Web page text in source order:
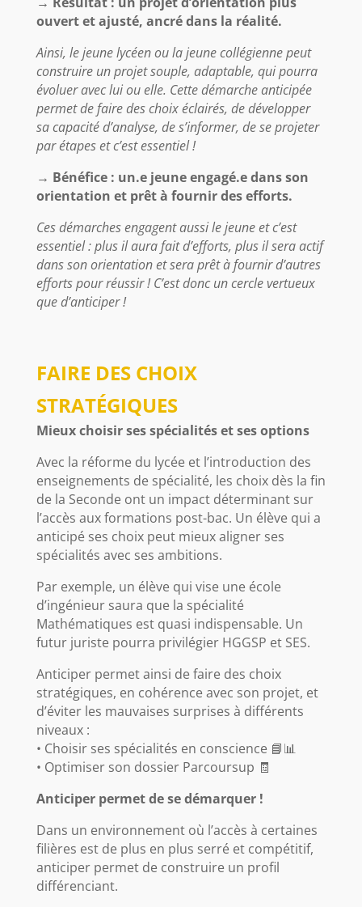
ouvert et ajusté, ancré dans la réalité.
Ainsi, le jeune lycéen ou la jeune collégienne peut
construire un projet souple, adaptable, qui pourra
évoluer avec lui ou elle. Cette démarche anticipée
permet de faire des choix éclairés, de développer
sa capacité d’analyse, de s’informer, de se projeter
par étapes et c’est essentiel !
→ Bénéfice : un.e jeune engagé.e dans son
orientation et prêt à fournir des efforts.
Ces démarches engagent aussi le jeune et c’est
essentiel : plus il aura fait d’efforts, plus il sera actif
dans son orientation et sera prêt à fournir d’autres
efforts pour réussir ! C’est donc un cercle vertueux
que d’anticiper !
FAIRE DES CHOIX
STRATÉGIQUES
Mieux choisir ses spécialités et ses options
Avec la réforme du lycée et l’introduction des
enseignements de spécialité, les choix dès la fin
de la Seconde ont un impact déterminant sur
l’accès aux formations post-bac. Un élève qui a
anticipé ses choix peut mieux aligner ses
spécialités avec ses ambitions.
Par exemple, un élève qui vise une école
d’ingénieur saura que la spécialité
Mathématiques est quasi indispensable. Un
futur juriste pourra privilégier HGGSP et SES.
Anticiper permet ainsi de faire des choix
stratégiques, en cohérence avec son projet, et
d’éviter les mauvaises surprises à différents
niveaux :
• Choisir ses spécialités en conscience 📘📊
• Optimiser son dossier Parcoursup 🧾
Anticiper permet de se démarquer !
Dans un environnement où l’accès à certaines
filières est de plus en plus serré et compétitif,
anticiper permet de construire un profil
différenciant.